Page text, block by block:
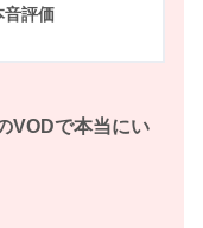
音評価
VODで本当にい